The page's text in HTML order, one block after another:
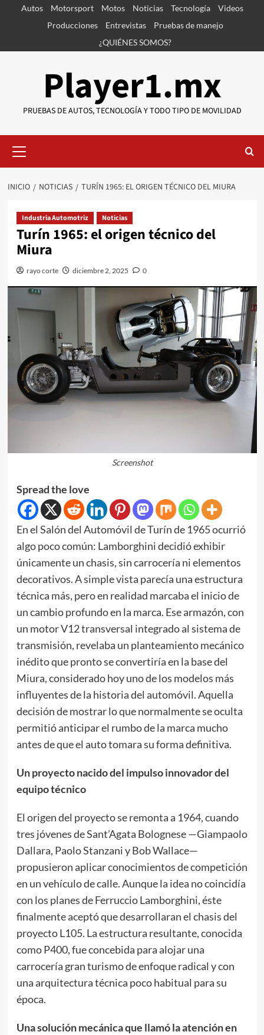
SaltarAutos Motorsport Motos Noticias Tecnología
Videos
Producciones
Entrevistas
Pruebas de manejo
¿QUIÉNES SOMOS?
Player1.mx
PRUEBAS DE AUTOS, TECNOLOGÍA Y TODO TIPO DE MOVILIDAD
primario
INICIO NOTICIAS TURÍN 1965: EL ORIGEN TÉCNICO DEL MIURA
Industria Automotriz Noticias
Turín 1965: el origen técnico del
Miura
rayo corte diciembre 2, 2025 0
Screenshot
Spread the love
En el Salón del Automóvil de Turín de 1965 ocurrió
algo poco común: Lamborghini decidió exhibir
únicamente un chasis, sin carrocería ni elementos
decorativos. A simple vista parecía una estructura
técnica más, pero en realidad marcaba el inicio de
un cambio profundo en la marca. Ese armazón, con
un motor V12 transversal integrado al sistema de
transmisión, revelaba un planteamiento mecánico
inédito que pronto se convertiría en la base del
Miura, considerado hoy uno de los modelos más
influyentes de la historia del automóvil. Aquella
decisión de mostrar lo que normalmente se oculta
permitió anticipar el rumbo de la marca mucho
antes de que el auto tomara su forma definitiva.
Un proyecto nacido del impulso innovador del
equipo técnico
El origen del proyecto se remonta a 1964, cuando
tres jóvenes de Sant’Agata Bolognese —Giampaolo
Dallara, Paolo Stanzani y Bob Wallace—
propusieron aplicar conocimientos de competición
en un vehículo de calle. Aunque la idea no coincidía
con los planes de Ferruccio Lamborghini, éste
finalmente aceptó que desarrollaran el chasis del
proyecto L105. La estructura resultante, conocida
como P400, fue concebida para alojar una
carrocería gran turismo de enfoque radical y con
una arquitectura técnica poco habitual para su
época.
Una solución mecánica que llamó la atención en